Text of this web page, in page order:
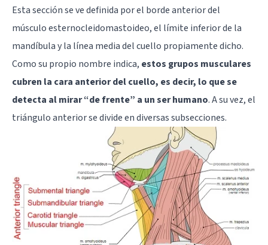
Esta sección se ve definida por el borde anterior del
músculo esternocleidomastoideo, el límite inferior de la
mandíbula y la línea media del cuello propiamente dicho.
Como su propio nombre indica, estos grupos musculares
cubren la cara anterior del cuello, es decir, lo que se
detecta al mirar “de frente” a un ser humano. A su vez, el
triángulo anterior se divide en diversas subsecciones.